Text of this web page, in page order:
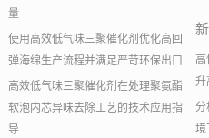
量
使用高效低气味三聚催化剂优化高回
弹海绵生产流程并满足严苛环保出口
高效低气味三聚催化剂在处理聚氨酯
软泡内芯异味去除工艺的技术应用指
导
高
升
分
境